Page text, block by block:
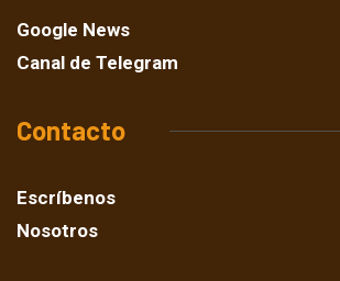
Google News
Canal de Telegram
Contacto
Escríbenos
Nosotros